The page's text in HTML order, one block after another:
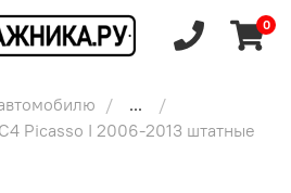
0
...
Picasso I 2006-2013 штатные